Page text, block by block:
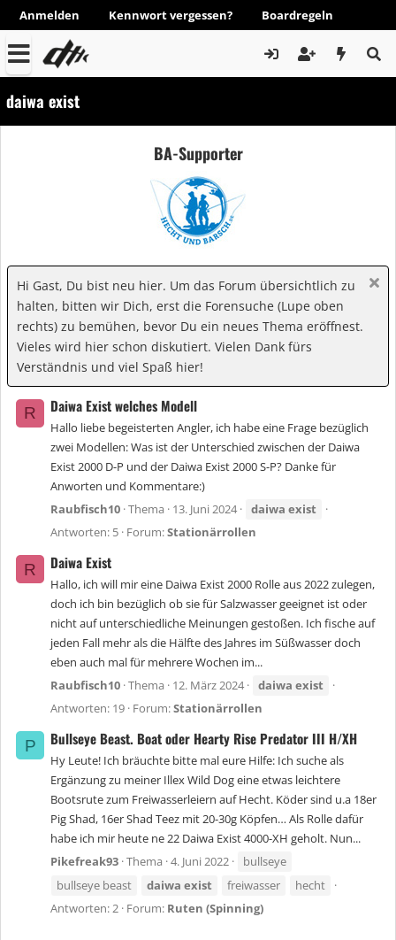
Anmelden Kennwort vergessen? Boardregeln
daiwa exist
BA-Supporter
Hi Gast, Du bist neu hier. Um das Forum übersichtlich zu
halten, bitten wir Dich, erst die Forensuche (Lupe oben
rechts) zu bemühen, bevor Du ein neues Thema eröffnest.
Vieles wird hier schon diskutiert. Vielen Dank fürs
Verständnis und viel Spaß hier!
R Daiwa Exist welches Modell
Hallo liebe begeisterten Angler, ich habe eine Frage bezüglich
zwei Modellen: Was ist der Unterschied zwischen der Daiwa
Exist 2000 D-P und der Daiwa Exist 2000 S-P? Danke für
Anworten und Kommentare:)
Raubfisch10 Thema 13. Juni 2024 daiwa exist
Antworten: 5 Forum:Stationärrollen
R Daiwa Exist
Hallo, ich will mir eine Daiwa Exist 2000 Rolle aus 2022 zulegen,
doch ich bin bezüglich ob sie für Salzwasser geeignet ist oder
nicht auf unterschiedliche Meinungen gestoßen. Ich fische auf
jeden Fall mehr als die Hälfte des Jahres im Süßwasser doch
eben auch mal für mehrere Wochen im...
Raubfisch10 Thema 12. März 2024 daiwa exist
Antworten: 19 Forum:Stationärrollen
P Bullseye Beast. Boat oder Hearty Rise Predator III H/XH
Hy Leute! Ich bräuchte bitte mal eure Hilfe: Ich suche als
Ergänzung zu meiner Illex Wild Dog eine etwas leichtere
Bootsrute zum Freiwasserleiern auf Hecht. Köder sind u.a 18er
Pig Shad, 16er Shad Teez mit 20-30g Köpfen… Als Rolle dafür
habe ich mir heute ne 22 Daiwa Exist 4000-XH geholt. Nun...
Pikefreak93 Thema 4. Juni 2022
bullseye
bullseye beast
daiwa exist freiwasser
hecht
Antworten: 2 Forum: Ruten (Spinning)